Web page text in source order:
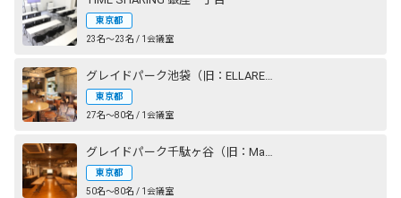
東京都
23名〜23名 / 1会議室
グレイドパーク池袋（旧：ELLARE）
東京都
27名〜80名 / 1会議室
グレイドパーク千駄ヶ谷（旧：Mace千駄ヶ谷）
東京都
50名〜80名 / 1会議室